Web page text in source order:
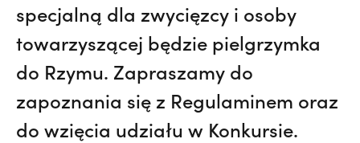
specjalną dla zwycięzcy i osoby
towarzyszącej będzie pielgrzymka
do Rzymu. Zapraszamy do
zapoznania się z Regulaminem oraz
do wzięcia udziału w Konkursie.